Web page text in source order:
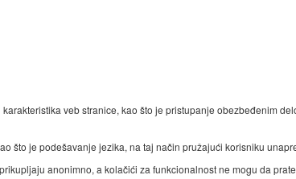
veb stranice, kao što je pristupanje obezbeđenim
što je podešavanje jezika, na taj način pružajući korisniku
anonimno, a kolačići za funkcionalnost ne mogu da